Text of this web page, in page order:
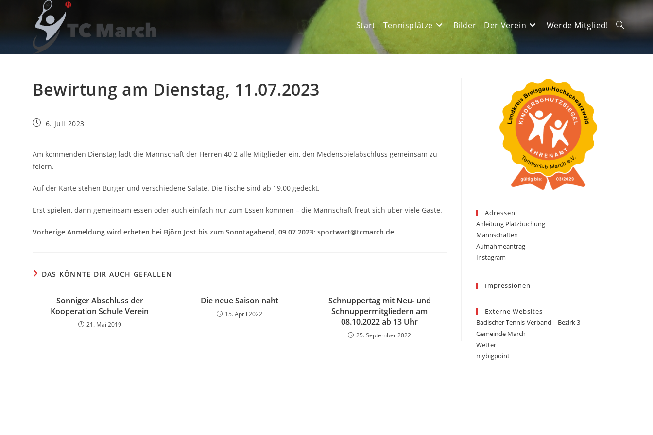
Start Tennisplätze Bilder Der Verein Werde Mitglied! Website-
Bewirtung am Dienstag, 11.07.2023
Beitrag6. Juli 2023
Am kommenden Dienstag lädt die Mannschaft der Herren 40 2 alle Mitglieder ein, den Medenspielabschluss gemeinsam zu
feiern.
Auf der Karte stehen Burger und verschiedene Salate. Die Tische sind ab 19.00 gedeckt.
Erst spielen, dann gemeinsam essen oder auch einfach nur zum Essen kommen – die Mannschaft freut sich über viele Gäste.
Vorherige Anmeldung wird erbeten bei Björn Jost bis zum Sonntagabend, 09.07.2023: sportwart@tcmarch.de
DAS KÖNNTE DIR AUCH GEFALLEN
Sonniger Abschluss der
Kooperation Schule Verein
21. Mai 2019
Die neue Saison naht
15. April 2022
Schnuppertag mit Neu- und
Schnuppermitgliedern am
08.10.2022 ab 13 Uhr
25. September 2022
Adressen
Anleitung Platzbuchung
Mannschaften
Aufnahmeantrag
Instagram
Impressionen
Externe Websites
Badischer Tennis-Verband – Bezirk 3
Gemeinde March
Wetter
mybigpoint